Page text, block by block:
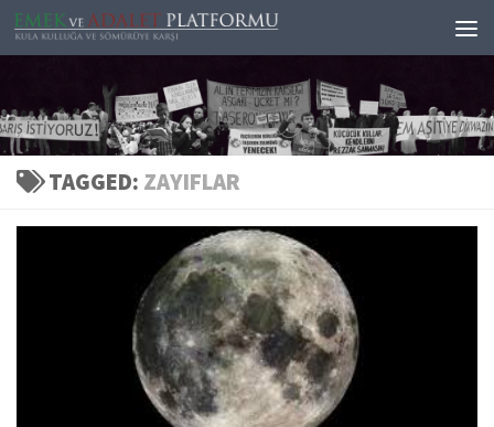
Skip to content
TAGGED: ZAYIFLAR